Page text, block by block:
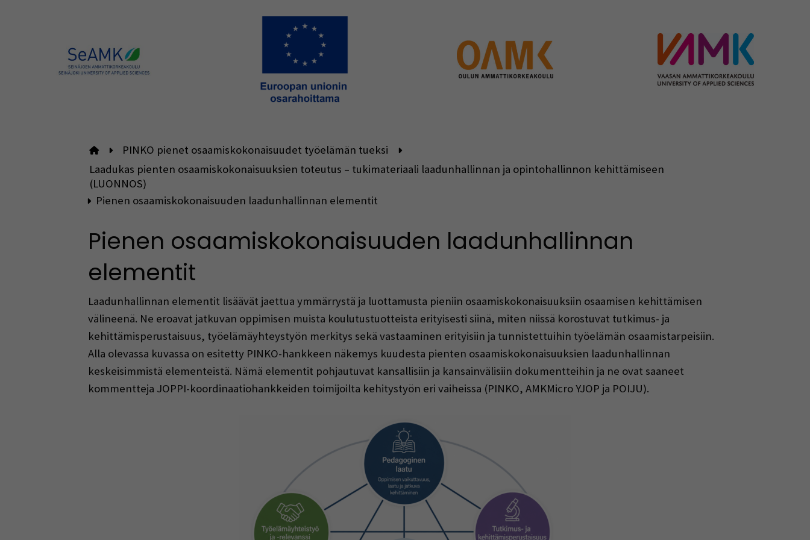
Etusivulle
PINKO pienet osaamiskokonaisuudet työelämän tueksi
Laadukas pienten osaamiskokonaisuuksien toteutus – tukimateriaali laadunhallinnan ja opintohallinnon kehittämiseen
(LUONNOS)
Pienen osaamiskokonaisuuden laadunhallinnan elementit
Pienen osaamiskokonaisuuden laadunhallinnan
elementit
Laadunhallinnan elementit lisäävät jaettua ymmärrystä ja luottamusta pieniin osaamiskokonaisuuksiin osaamisen kehittämisen
välineenä. Ne eroavat jatkuvan oppimisen muista koulutustuotteista erityisesti siinä, miten niissä korostuvat tutkimus- ja
kehittämisperustaisuus, työelämäyhteystyön merkitys sekä vastaaminen erityisiin ja tunnistettuihin työelämän osaamistarpeisiin.
Alla olevassa kuvassa on esitetty PINKO-hankkeen näkemys kuudesta pienten osaamiskokonaisuuksien laadunhallinnan
keskeisimmistä elementeistä. Nämä elementit pohjautuvat kansallisiin ja kansainvälisiin dokumentteihin ja ne ovat saaneet
kommentteja JOPPI-koordinaatiohankkeiden toimijoilta kehitystyön eri vaiheissa (PINKO, AMKMicro YJOP ja POIJU).